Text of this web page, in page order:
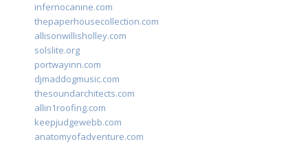
infernocanine.com
thepaperhousecollection.com
allisonwillisholley.com
solslite.org
portwayinn.com
djmaddogmusic.com
thesoundarchitects.com
allin1roofing.com
keepjudgewebb.com
anatomyofadventure.com